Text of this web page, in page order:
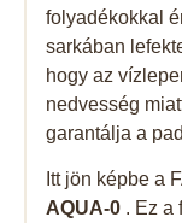
folyadékokkal
sarkában
hogy az
nedvesség
garantálja a
Itt jön képbe a
AQUA-0 . Ez a